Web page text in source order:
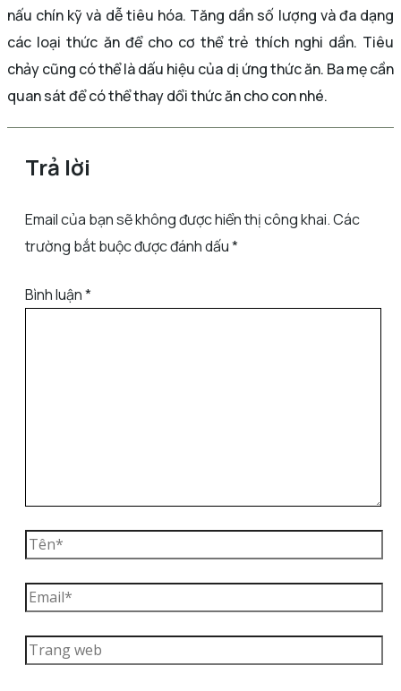
nấu chín kỹ và dễ tiêu hóa. Tăng dần số lượng và đa dạng
các loại thức ăn để cho cơ thể trẻ thích nghi dần. Tiêu
chảy cũng có thể là dấu hiệu của dị ứng thức ăn. Ba mẹ cần
quan sát để có thể thay dổi thức ăn cho con nhé.
Trả lời
Email của bạn sẽ không được hiển thị công khai.Các
trường bắt buộc được đánh dấu*
Bình luận*